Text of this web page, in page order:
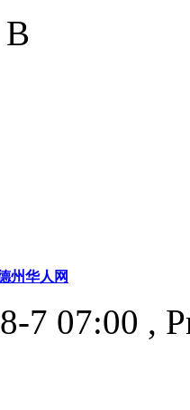
州华人网
7 07:00 ,